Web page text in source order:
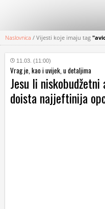
KATEGORIJE
HRVATSKI
WEB
Naslovnica / Vijesti koje imaju tag
11.03. (11:00)
Vrag je, kao i uvijek, u detaljima
Jesu li
doista najjeftinija